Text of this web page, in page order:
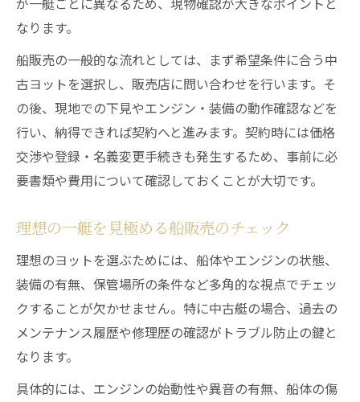
なります。
船販売の一般的な流れとしては、まず希望条件に合う中
古ヨットを選択し、販売店に問い合わせを行います。そ
の後、現地での下見やエンジン・装備の動作確認などを
行い、納得できれば契約へと進みます。契約時には価格
交渉や登録・名義変更手続きも発生するため、事前に必
要書類や費用について確認しておくことが大切です。
理想の一艇を見極める船販売のチェック
理想のヨットを選ぶためには、船体やエンジンの状態、
装備の有無、保管場所の条件など多角的な視点でチェッ
クすることが欠かせません。特に中古艇の場合、過去の
メンテナンス履歴や修理歴の確認がトラブル防止の鍵と
なります。
具体的には、エンジンの始動性や異音の有無、船体の傷